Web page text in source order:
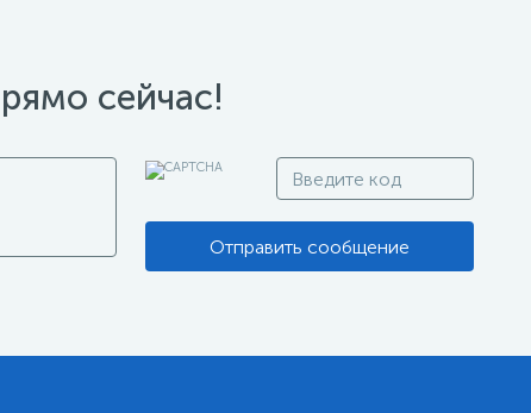
сейчас!
Отправить сообщение